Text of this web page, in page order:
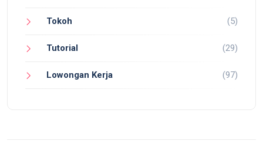
Tokoh (5)
Tutorial (29)
Lowongan Kerja (97)